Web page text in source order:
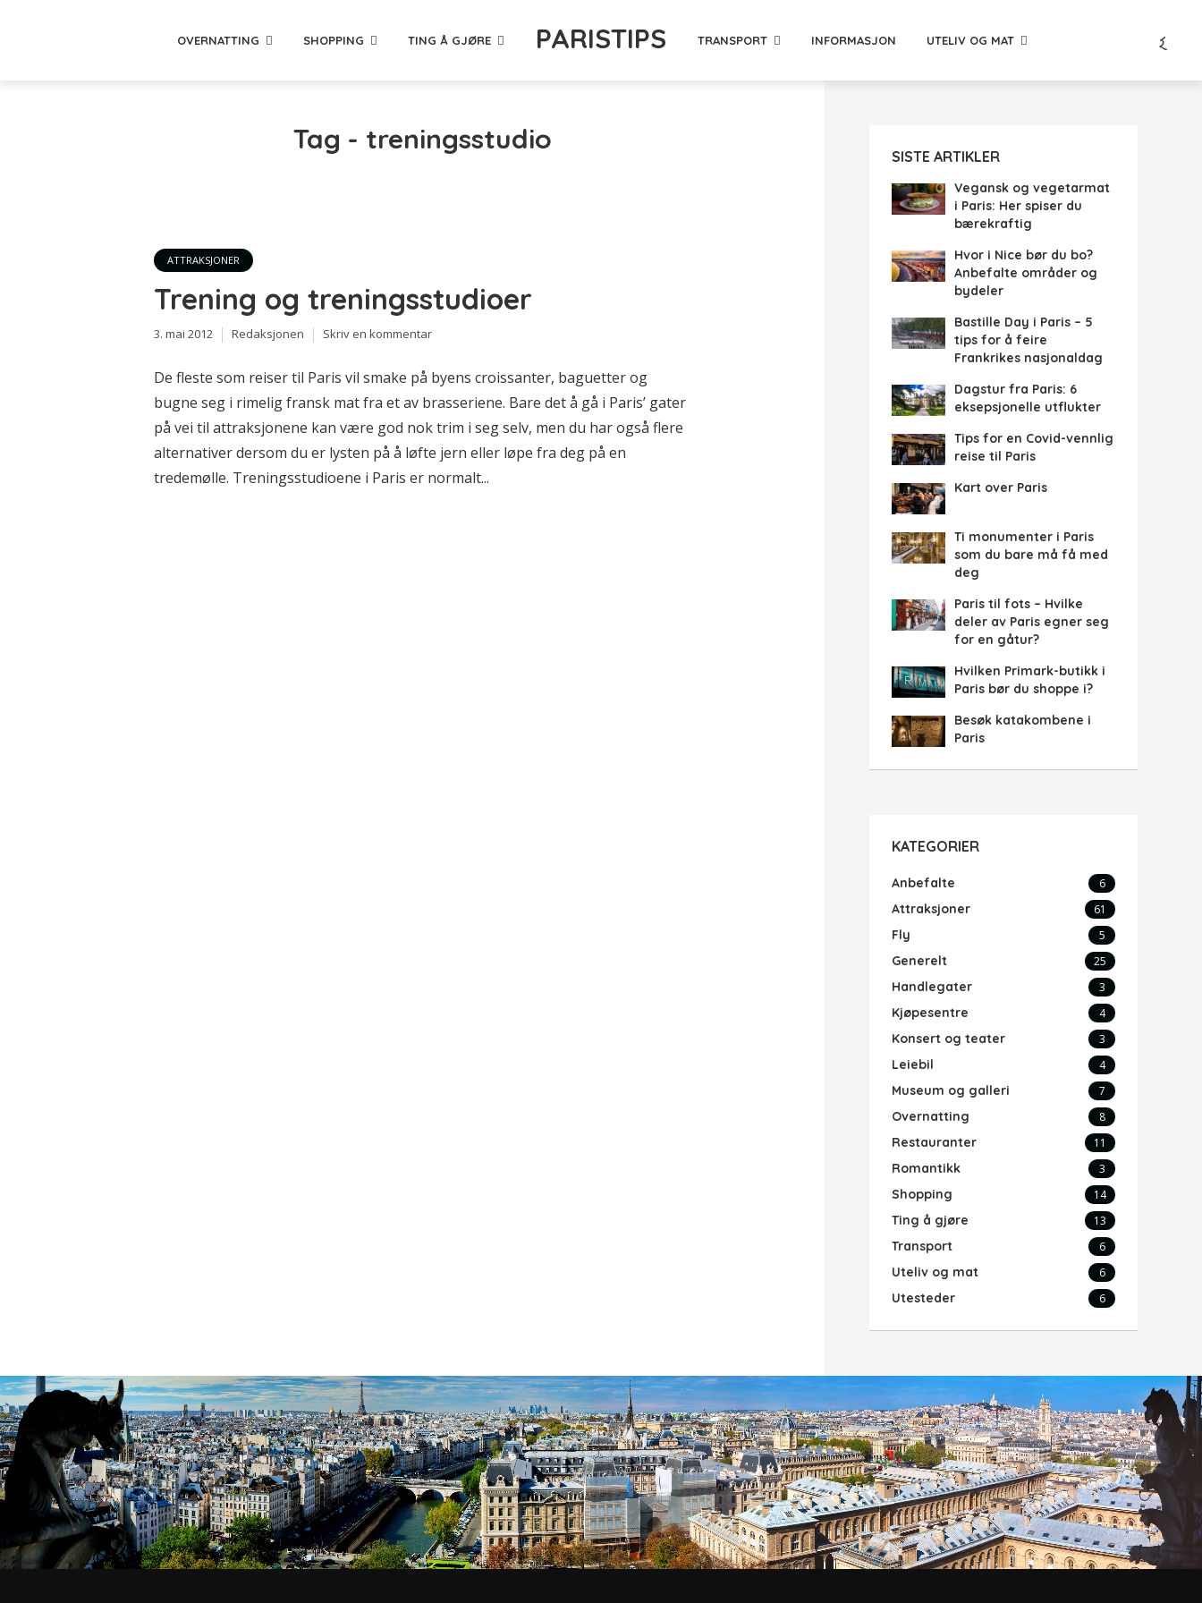
OVERNATTING SHOPPING TING Å GJØRE PARISTIPS TRANSPORT INFORMASJON UTELIV OG MAT
Tag - treningsstudio
ATTRAKSJONER
Trening og treningsstudioer
3. mai 2012 Redaksjonen Skriv en kommentar
De fleste som reiser til Paris vil smake på byens croissanter, baguetter og
bugne seg i rimelig fransk mat fra et av brasseriene. Bare det å gå i Paris’ gater
på vei til attraksjonene kan være god nok trim i seg selv, men du har også flere
alternativer dersom du er lysten på å løfte jern eller løpe fra deg på en
tredemølle. Treningsstudioene i Paris er normalt...
SISTE ARTIKLER
Vegansk og vegetarmat
i Paris: Her spiser du
bærekraftig
Hvor i Nice bør du bo?
Anbefalte områder og
bydeler
Bastille Day i Paris – 5
tips for å feire
Frankrikes nasjonaldag
Dagstur fra Paris: 6
eksepsjonelle utflukter
Tips for en Covid-vennlig
reise til Paris
Kart over Paris
Ti monumenter i Paris
som du bare må få med
deg
Paris til fots – Hvilke
deler av Paris egner seg
for en gåtur?
Hvilken Primark-butikk i
Paris bør du shoppe i?
Besøk katakombene i
Paris
KATEGORIER
Anbefalte 6
Attraksjoner 61
Fly 5
Generelt 25
Handlegater 3
Kjøpesentre 4
Konsert og teater 3
Leiebil 4
Museum og galleri 7
Overnatting 8
Restauranter 11
Romantikk 3
Shopping 14
Ting å gjøre 13
Transport 6
Uteliv og mat 6
Utesteder 6